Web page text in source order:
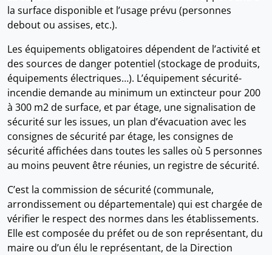
la surface disponible et l’usage prévu (personnes
debout ou assises, etc.).
Les équipements obligatoires dépendent de l’activité et
des sources de danger potentiel (stockage de produits,
équipements électriques…). L’équipement sécurité-
incendie demande au minimum un extincteur pour 200
à 300 m2 de surface, et par étage, une signalisation de
sécurité sur les issues, un plan d’évacuation avec les
consignes de sécurité par étage, les consignes de
sécurité affichées dans toutes les salles où 5 personnes
au moins peuvent être réunies, un registre de sécurité.
C’est la commission de sécurité (communale,
arrondissement ou départementale) qui est chargée de
vérifier le respect des normes dans les établissements.
Elle est composée du préfet ou de son représentant, du
maire ou d’un élu le représentant, de la Direction